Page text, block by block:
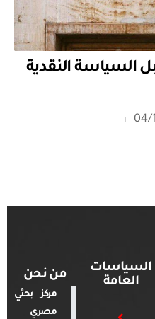
السياسة النقدية
السياسات
العامة
من نحن
مركز بحثي
مصري